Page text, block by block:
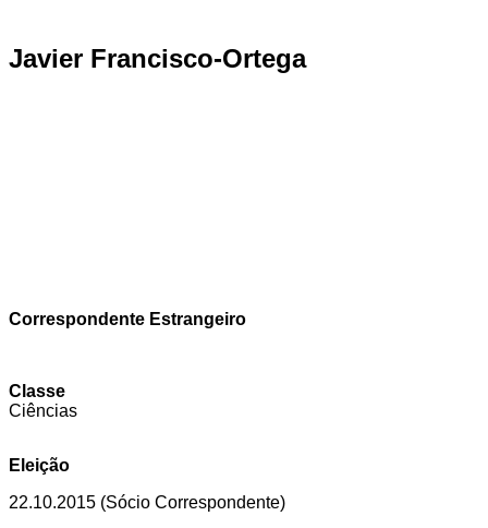
Javier Francisco-Ortega
Correspondente Estrangeiro
Classe
Ciências
Eleição
22.10.2015 (Sócio Correspondente)